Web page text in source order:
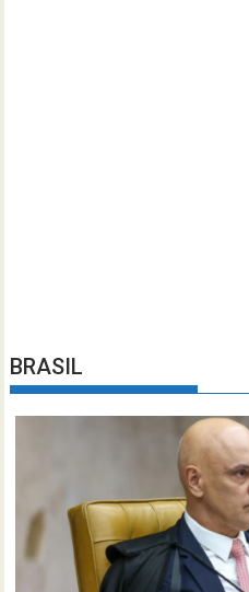
BRASIL